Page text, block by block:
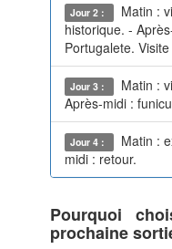
Jour 2 :
Matin :
historique. -
Portugalete.
Jour 3 :
Matin :
Après-midi :
Jour 4 :
Matin :
midi : retour.
Pourquoi
prochaine